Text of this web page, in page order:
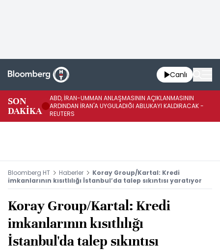
Canlı
SON
DAKİKA
ABD, İRAN-UMMAN ANLAŞMASININ AÇIKLANMASININ
ARDINDAN İRAN'A UYGULADIĞI ABLUKAYI KALDIRACAK -
REUTERS
Bloomberg HT Haberler
Koray Group/Kartal: Kredi
imkanlarının kısıtlılığı İstanbul’da talep sıkıntısı yaratıyor
Koray Group/Kartal: Kredi
imkanlarının kısıtlılığı
İstanbul'da talep sıkıntısı